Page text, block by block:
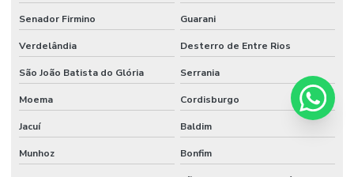
Senador Firmino Guarani
Verdelândia Desterro de Entre Rios
São João Batista do Glória Serrania
Moema Cordisburgo
Jacuí Baldim
Munhoz Bonfim